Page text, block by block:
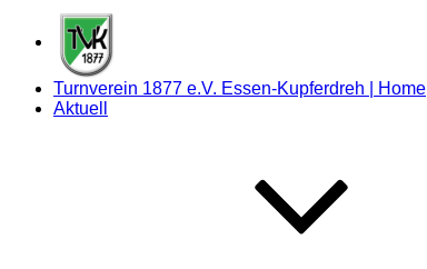
Turnverein 1877 e.V. Essen-Kupferdreh | Home
Aktuell